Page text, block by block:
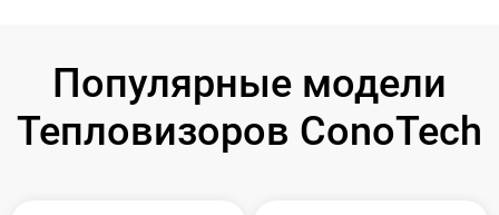
Популярные модели
Тепловизоров ConoTech